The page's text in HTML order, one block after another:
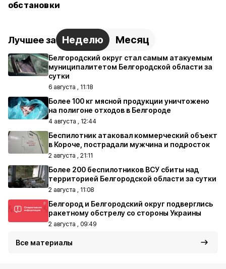
обстановки
Лучшее за Неделю Месяц
Белгородский округ стал самым атакуемым
муниципалитетом Белгородской области за
сутки
6 августа , 11:18
Более 100 кг мясной продукции уничтожено
на полигоне отходов в Белгороде
4 августа , 12:44
Беспилотник атаковал коммерческий объект
в Короче, пострадали мужчина и подросток
2 августа , 21:11
Более 200 беспилотников ВСУ сбиты над
территорией Белгородской области за сутки
2 августа , 11:08
Белгород и Белгородский округ подверглись
ракетному обстрелу со стороны Украины
2 августа , 09:49
Все материалы